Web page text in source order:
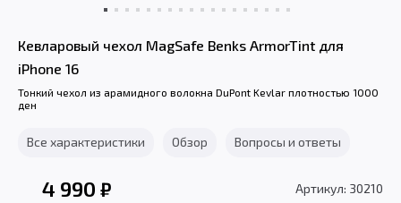
Кевларовый чехол MagSafe Benks ArmorTint для
iPhone 16
Тонкий чехол из арамидного волокна DuPont Kevlar плотностью 1000
ден
Все характеристики Обзор Вопросы и ответы
4 990 ₽ Артикул: 30210